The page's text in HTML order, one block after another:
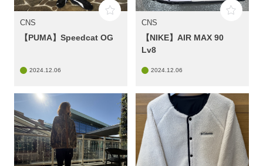
CNS
【PUMA】Speedcat OG
2024.12.06
CNS
【NIKE】AIR MAX 90
Lv8
2024.12.06